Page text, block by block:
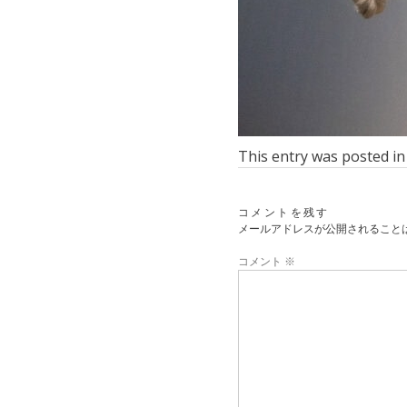
This entry was posted
コメントを残す
メールアドレスが公開されること
コメント ※